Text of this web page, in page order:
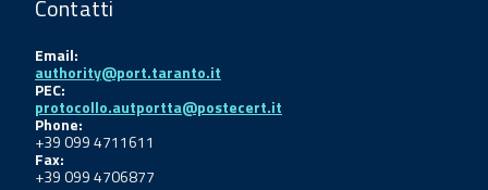
Contatti
Email:
authority@port.taranto.it
PEC:
protocollo.autportta@postecert.it
Phone:
+39 099 4711611
Fax:
+39 099 4706877